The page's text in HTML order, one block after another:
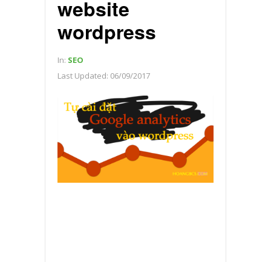
website
wordpress
In: SEO
Last Updated: 06/09/2017